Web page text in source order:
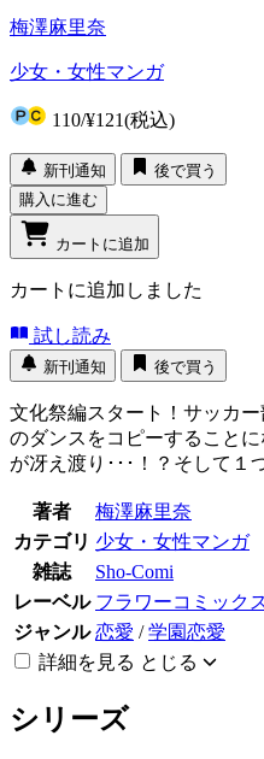
梅澤麻里奈
少女・女性マンガ
110/¥121(税込)
新刊通知
後で買う
購入に進む
カートに追加
カートに追加しました
試し読み
新刊通知 後で買う
文化祭編スタート！サッカ
のダンスをコピーすること
が冴え渡り･･･！？そして１
著者
梅澤麻里奈
カテゴリ 少女・女性マンガ
雑誌
Sho-Comi
レーベル フラワーコミック
ジャンル 恋愛 /学園恋愛
詳細を見る とじる
シリーズ